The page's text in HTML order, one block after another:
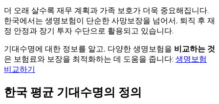
더 오래 살수록 재무 계획과 가족 보호가 더욱 중요해집니다.
한국에서는 생명보험이 단순한 사망보장을 넘어서, 퇴직 후 재
정 안정과 장기 투자 수단으로 활용되고 있습니다.
기대수명에 대한 정보를 알고, 다양한 생명보험을 비교하는 것
은 보험료와 보장을 최적화하는 데 도움을 줍니다: 생명보험
비교하기
한국 평균 기대수명의 정의